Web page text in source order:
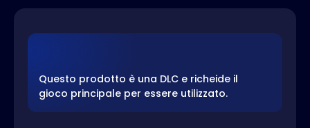
Questo prodotto è una DLC e richeide il
gioco principale per essere utilizzato.